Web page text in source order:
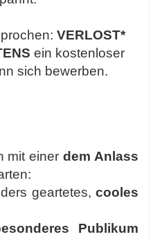
VERLOST*
ein kostenloser
sich bewerben.
mit einerdem Anlass
geartetes, cooles
Publikum